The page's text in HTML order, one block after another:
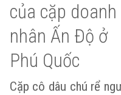
của cặp doanh
nhân Ấn Độ ở
Phú Quốc
Cặp cô dâu chú rể